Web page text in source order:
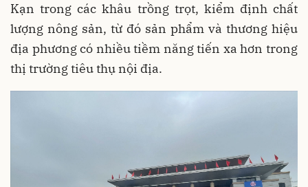
Kạn trong các khâu trồng trọt, kiểm định chất
lượng nông sản, từ đó sản phẩm và thương hiệu
địa phương có nhiều tiềm năng tiến xa hơn trong
thị trường tiêu thụ nội địa.